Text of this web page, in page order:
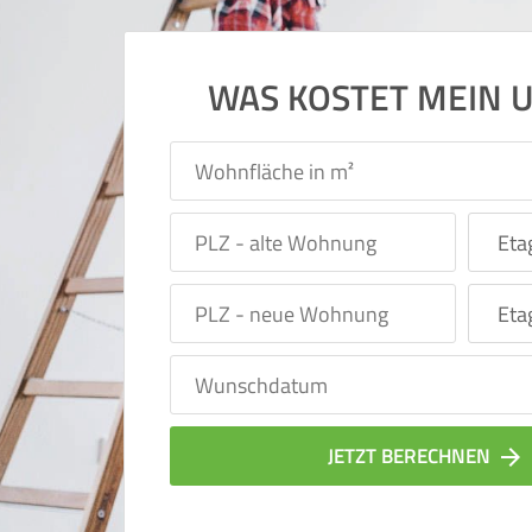
WAS KOSTET MEIN
JETZT BERECHNEN arrow_forward